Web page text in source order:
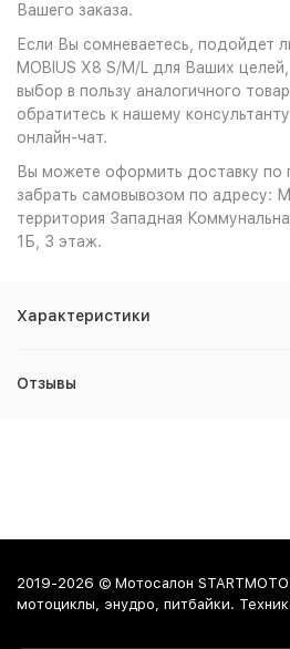
Вашего заказа.
Если Вы сомневаетесь, подойдет
MOBIUS X8 S/M/L для Ваших
выбор в пользу аналогичного
обратитесь к нашему
онлайн-чат.
Вы можете оформить доставку по
забрать самовывозом по адресу:
территория Западная
1Б, 3 этаж.
Характеристики
Отзывы
2019-2026 © Мотосалон
мотоциклы, энудро, питбайки.